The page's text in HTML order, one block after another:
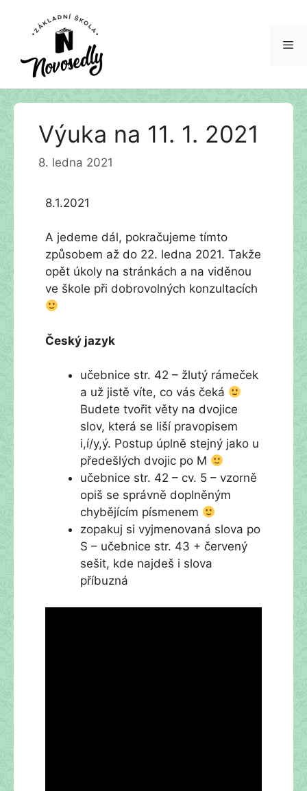
Přeskočit
Výuka na 11. 1. 2021
8. ledna 2021
8.1.2021
A jedeme dál, pokračujeme tímto
způsobem až do 22. ledna 2021. Takže
opět úkoly na stránkách a na viděnou
ve škole při dobrovolných konzultacích
Český jazyk
učebnice str. 42 – žlutý rámeček
a už jistě víte, co vás čeká
Budete tvořit věty na dvojice
slov, která se liší pravopisem
i,í/y,ý. Postup úplně stejný jako u
předešlých dvojic po M
učebnice str. 42 – cv. 5 – vzorně
opiš se správně doplněným
chybějícím písmenem
zopakuj si vyjmenovaná slova po
S – učebnice str. 43 + červený
sešit, kde najdeš i slova
příbuzná